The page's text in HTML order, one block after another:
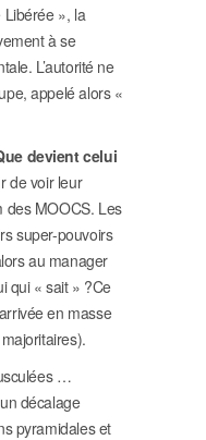
Libérée », la
à se
L’autorité ne
appelé alors «
devient celui
de voir leur
des MOOCS. Les
super-pouvoirs
au manager
qui « sait » ?Ce
en masse
…
décalage
pyramidales et